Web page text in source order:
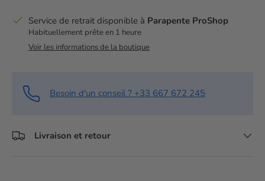
Service de retrait disponible à Parapente ProShop
Habituellement prête en 1 heure
Voir les informations de la boutique
Besoin d'un conseil ? +33 667 672 245
Livraison et retour